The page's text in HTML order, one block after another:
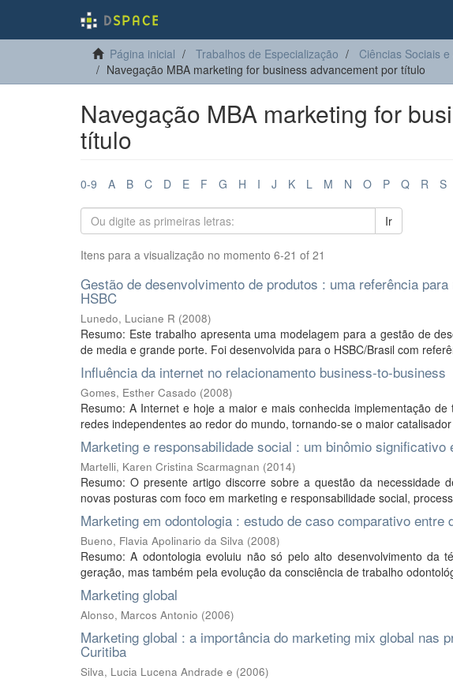
Página inicial Trabalhos de Especialização Ciências Sociais
Navegação MBA marketing for business advancement por título
Navegação MBA marketing for
título
0-9 A B C D E F G H I J K L M N O P Q R S
Ir
Itens para a visualização no momento 6-21 of 21
Gestão de desenvolvimento de produtos : uma referência
HSBC
Lunedo, Luciane R (2008)
Resumo: Este trabalho apresenta uma modelagem para a gestão de
de media e grande porte. Foi desenvolvida para o HSBC/Brasil com
Influência da internet no relacionamento business-to-business
Gomes, Esther Casado (2008)
Resumo: A Internet e hoje a maior e mais conhecida implementação
redes independentes ao redor do mundo, tornando-se o maior
Marketing e responsabilidade social : um binômio
Martelli, Karen Cristina Scarmagnan (2014)
Resumo: O presente artigo discorre sobre a questão da necessidade
novas posturas com foco em marketing e responsabilidade social,
Marketing em odontologia : estudo de caso comparativo entre
Bueno, Flavia Apolinario da Silva (2008)
Resumo: A odontologia evoluiu não só pelo alto desenvolvimento da
geração, mas também pela evolução da consciência de trabalho
Marketing global
Alonso, Marcos Antonio (2006)
Marketing global : a importância do marketing mix global nas
Curitiba
Silva, Lucia Lucena Andrade e (2006)